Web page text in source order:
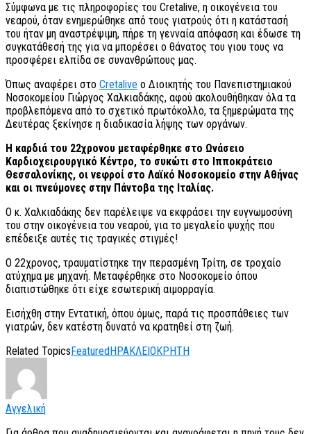
Σύμφωνα με τις πληροφορίες του Cretalive, η οικογένεια του
νεαρού, όταν ενημερώθηκε από τους γιατρούς ότι η κατάστασή
του ήταν μη αναστρέψιμη, πήρε τη γενναία απόφαση και έδωσε τη
συγκατάθεσή της για να μπορέσει ο θάνατος του γιου τους να
προσφέρει ελπίδα σε συνανθρώπους μας.
Όπως αναφέρει στο Cretalive ο Διοικητής του Πανεπιστημιακού
Νοσοκομείου Γιώργος Χαλκιαδάκης, αφού ακολουθήθηκαν όλα τα
προβλεπόμενα από το σχετικό πρωτόκολλο, τα ξημερώματα της
Δευτέρας ξεκίνησε η διαδικασία λήψης των οργάνων.
Η καρδιά του 22χρονου μεταφέρθηκε στο Ωνάσειο
Καρδιοχειρουργικό Κέντρο, το συκώτι στο Ιπποκράτειο
Θεσσαλονίκης, οι νεφροί στο Λαϊκό Νοσοκομείο στην Αθήνας
και οι πνεύμονες στην Πάντοβα της Ιταλίας.
Ο κ. Χαλκιαδάκης δεν παρέλειψε να εκφράσει την ευγνωμοσύνη
του στην οικογένεια του νεαρού, για το μεγαλείο ψυχής που
επέδειξε αυτές τις τραγικές στιγμές!
Ο 22χρονος, τραυματίστηκε την περασμένη Τρίτη, σε τροχαίο
ατύχημα με μηχανή. Μεταφέρθηκε στο Νοσοκομείο όπου
διαπιστώθηκε ότι είχε εσωτερική αιμορραγία.
Εισήχθη στην Εντατική, όπου όμως, παρά τις προσπάθειες των
γιατρών, δεν κατέστη δυνατό να κρατηθεί στη ζωή.
Related Topics Featured ΗΡΑΚΛΕΙΟΚΡΗΤΗ
Αγγελική